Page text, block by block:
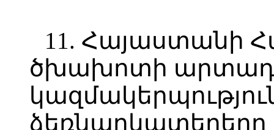
11. Հայաստանի
ծխախոտի
ձեռնարկատերերը